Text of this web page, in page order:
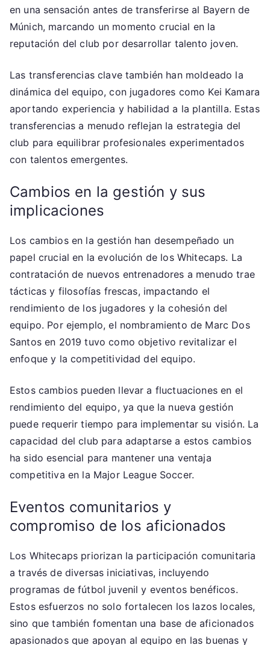
en una sensación antes de transferirse al Bayern de
Múnich, marcando un momento crucial en la
reputación del club por desarrollar talento joven.
Las transferencias clave también han moldeado la
dinámica del equipo, con jugadores como Kei Kamara
aportando experiencia y habilidad a la plantilla. Estas
transferencias a menudo reflejan la estrategia del
club para equilibrar profesionales experimentados
con talentos emergentes.
Cambios en la gestión y sus
implicaciones
Los cambios en la gestión han desempeñado un
papel crucial en la evolución de los Whitecaps. La
contratación de nuevos entrenadores a menudo trae
tácticas y filosofías frescas, impactando el
rendimiento de los jugadores y la cohesión del
equipo. Por ejemplo, el nombramiento de Marc Dos
Santos en 2019 tuvo como objetivo revitalizar el
enfoque y la competitividad del equipo.
Estos cambios pueden llevar a fluctuaciones en el
rendimiento del equipo, ya que la nueva gestión
puede requerir tiempo para implementar su visión. La
capacidad del club para adaptarse a estos cambios
ha sido esencial para mantener una ventaja
competitiva en la Major League Soccer.
Eventos comunitarios y
compromiso de los aficionados
Los Whitecaps priorizan la participación comunitaria
a través de diversas iniciativas, incluyendo
programas de fútbol juvenil y eventos benéficos.
Estos esfuerzos no solo fortalecen los lazos locales,
sino que también fomentan una base de aficionados
apasionados que apoyan al equipo en las buenas y